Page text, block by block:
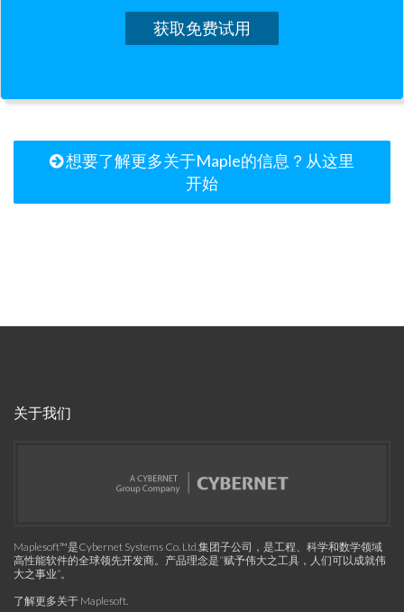
获取免费试用
想要了解更多关于Maple的信息？从这里
开始
关于我们
Maplesoft™是Cybernet Systems Co. Ltd.集团子公司，是工程、科学和数学领域
高性能软件的全球领先开发商。产品理念是“赋予伟大之工具，人们可以成就伟
大之事业”。
了解更多关于 Maplesoft.